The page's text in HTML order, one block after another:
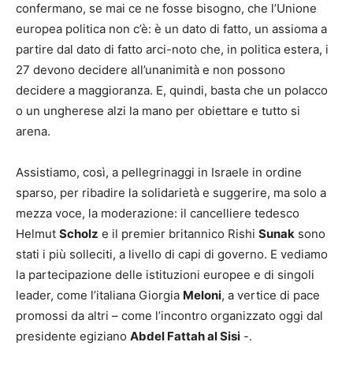
confermano, se mai ce ne fosse bisogno, che l’Unione
europea politica non c’è: è un dato di fatto, un assioma a
partire dal dato di fatto arci-noto che, in politica estera, i
27 devono decidere all’unanimità e non possono
decidere a maggioranza. E, quindi, basta che un polacco
o un ungherese alzi la mano per obiettare e tutto si
arena.
Assistiamo, così, a pellegrinaggi in Israele in ordine
sparso, per ribadire la solidarietà e suggerire, ma solo a
mezza voce, la moderazione: il cancelliere tedesco
Helmut Scholz e il premier britannico Rishi Sunak sono
stati i più solleciti, a livello di capi di governo. E vediamo
la partecipazione delle istituzioni europee e di singoli
leader, come l’italiana Giorgia Meloni, a vertice di pace
promossi da altri – come l’incontro organizzato oggi dal
presidente egiziano Abdel Fattah al Sisi -.